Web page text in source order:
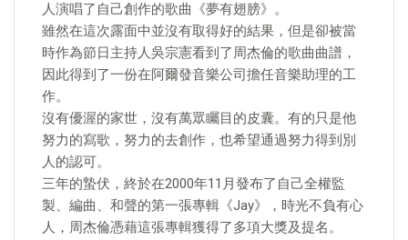
人演唱了自己創作的歌曲《夢有翅膀》。
雖然在這次露面中並沒有取得好的結果，但是卻被當
時作為節日主持人吳宗憲看到了周杰倫的歌曲曲譜，
因此得到了一份在阿爾發音樂公司擔任音樂助理的工
作。
沒有優渥的家世，沒有萬眾矚目的皮囊。有的只是他
努力的寫歌，努力的去創作，也希望通過努力得到別
人的認可。
三年的蟄伏，終於在2000年11月發布了自己全權監
製、編曲、和聲的第一張專輯《Jay》，時光不負有心
人，周杰倫憑藉這張專輯獲得了多項大獎及提名。